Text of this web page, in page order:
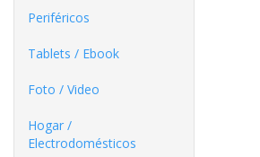
Periféricos
Tablets / Ebook
Foto / Video
Hogar /
Electrodomésticos